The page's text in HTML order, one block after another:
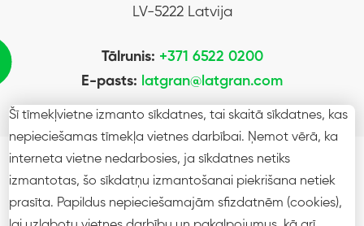
LV-5222 Latvija
Tālrunis: +371 6522 0200
E-pasts: latgran@latgran.com
Jaunjelgavā
Meža iela 4B
Jaunjelgava, Aizkraukles novads
Šī tīmekļvietne izmanto sīkdatnes, tai skaitā sīkdatnes, kas
nepieciešamas tīmekļa vietnes darbībai. Ņemot vērā, ka
interneta vietne nedarbosies, ja sīkdatnes netiks
izmantotas, šo sīkdatņu izmantošanai piekrišana netiek
prasīta. Papildus nepieciešamajām sfizdatnēm (cookies),